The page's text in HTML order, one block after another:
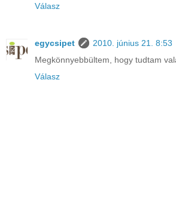
Válasz
egycsipet
2010. június 21. 8:53
Megkönnyebbültem, hogy tudtam
Válasz